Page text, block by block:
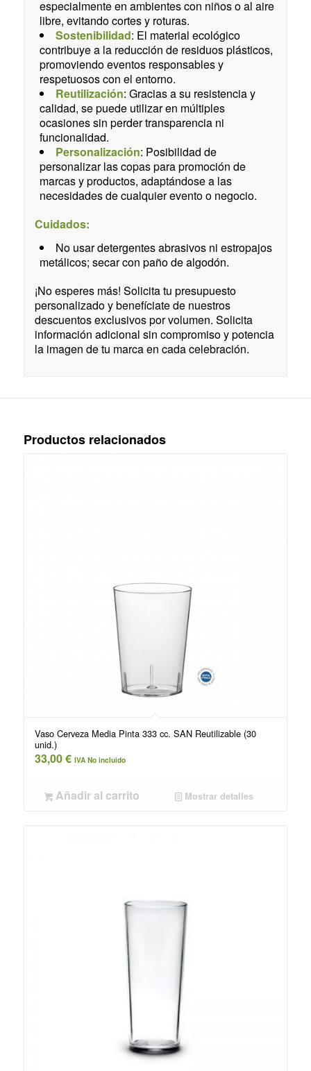
especialmente en ambientes con niños o al aire
libre, evitando cortes y roturas.
Sostenibilidad: El material ecológico
contribuye a la reducción de residuos plásticos,
promoviendo eventos responsables y
respetuosos con el entorno.
Reutilización: Gracias a su resistencia y
calidad, se puede utilizar en múltiples
ocasiones sin perder transparencia ni
funcionalidad.
Personalización: Posibilidad de
personalizar las copas para promoción de
marcas y productos, adaptándose a las
necesidades de cualquier evento o negocio.
Cuidados:
No usar detergentes abrasivos ni estropajos
metálicos; secar con paño de algodón.
¡No esperes más! Solicita tu presupuesto
personalizado y benefíciate de nuestros
descuentos exclusivos por volumen. Solicita
información adicional sin compromiso y potencia
la imagen de tu marca en cada celebración.
Productos relacionados
Vaso Cerveza Media Pinta 333 cc. SAN Reutilizable (30
unid.)
33,00€ IVA No incluido
Añadir al carrito Mostrar detalles